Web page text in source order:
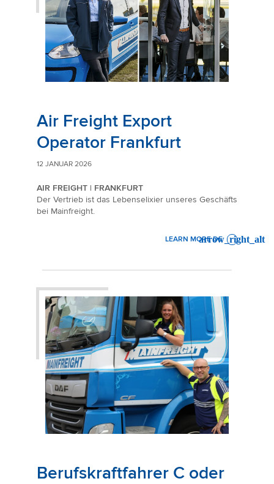
Air Freight Export
Operator Frankfurt
12 JANUAR 2026
AIR FREIGHT | FRANKFURT
Der Vertrieb ist das Lebenselixier unseres Geschäfts
bei Mainfreight.
LEARN MORE DE
: AIR FREIGHT EXPORT
Berufskraftfahrer C oder